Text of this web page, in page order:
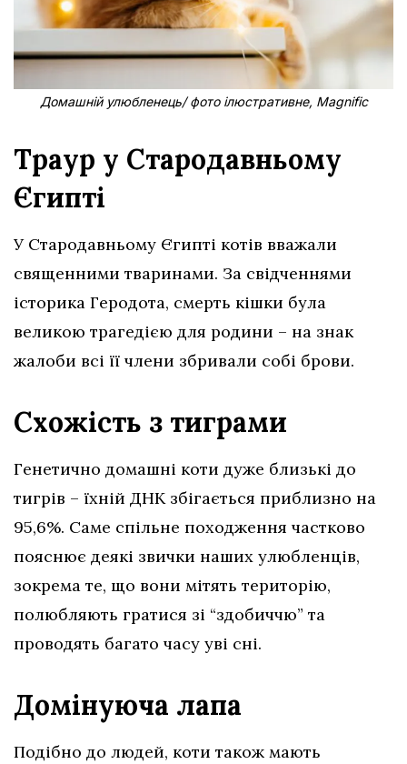
Домашній улюбленець/ фото ілюстративне, Magnific
Траур у Стародавньому
Єгипті
У Стародавньому Єгипті котів вважали
священними тваринами. За свідченнями
історика Геродота, смерть кішки була
великою трагедією для родини – на знак
жалоби всі її члени збривали собі брови.
Схожість з тиграми
Генетично домашні коти дуже близькі до
тигрів – їхній ДНК збігається приблизно на
95,6%. Саме спільне походження частково
пояснює деякі звички наших улюбленців,
зокрема те, що вони мітять територію,
полюбляють гратися зі “здобиччю” та
проводять багато часу уві сні.
Домінуюча лапа
Подібно до людей, коти також мають